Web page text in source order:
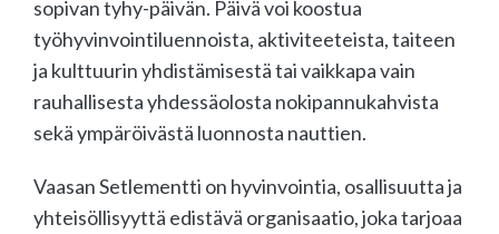
sopivan tyhy-päivän. Päivä voi koostua
työhyvinvointiluennoista, aktiviteeteista, taiteen
ja kulttuurin yhdistämisestä tai vaikkapa vain
rauhallisesta yhdessäolosta nokipannukahvista
sekä ympäröivästä luonnosta nauttien.
Vaasan Setlementti on hyvinvointia, osallisuutta ja
yhteisöllisyyttä edistävä organisaatio, joka tarjoaa